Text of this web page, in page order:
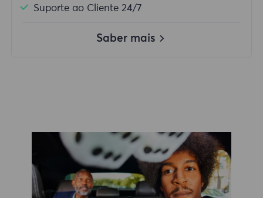
Suporte ao Cliente 24/7
Saber mais